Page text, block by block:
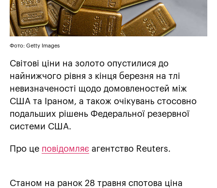
Фото: Getty Images
Світові ціни на золото опустилися до
найнижчого рівня з кінця березня на тлі
невизначеності щодо домовленостей між
США та Іраном, а також очікувань стосовно
подальших рішень Федеральної резервної
системи США.
Про це повідомляє агентство Reuters.
Станом на ранок 28 травня спотова ціна